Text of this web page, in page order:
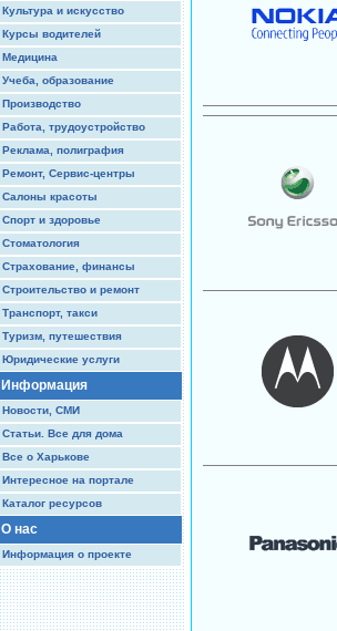
Культура и искусство
Курсы водителей
Медицина
Учеба, образование
Производство
Работа, трудоустройство
Реклама, полиграфия
Ремонт, Сервис-центры
Салоны красоты
Спорт и здоровье
Стоматология
Страхование, финансы
Строительство и ремонт
Транспорт, такси
Туризм, путешествия
Юридические услуги
Информация
Новости, СМИ
Статьи. Все для дома
Все о Харькове
Интересное на портале
Каталог ресурсов
О нас
Информация о проекте